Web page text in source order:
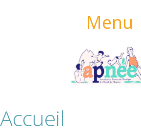
Menu
Accueil